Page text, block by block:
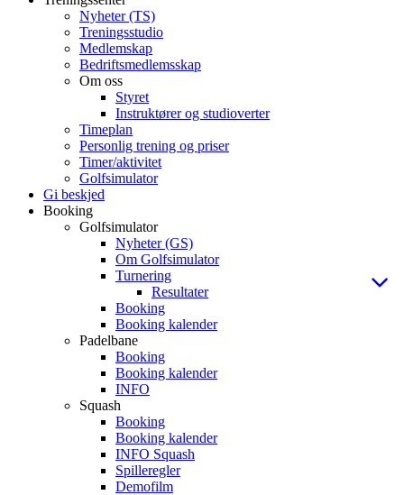
Nyheter (TS)
Treningsstudio
Medlemskap
Bedriftsmedlemsskap
Om oss
Styret
Instruktører og studioverter
Timeplan
Personlig trening og priser
Timer/aktivitet
Golfsimulator
Gi beskjed
Booking
Golfsimulator
Nyheter (GS)
Om Golfsimulator
Turnering
Resultater
Booking
Booking kalender
Padelbane
Booking
Booking kalender
INFO
Squash
Booking
Booking kalender
INFO Squash
Spilleregler
Demofilm